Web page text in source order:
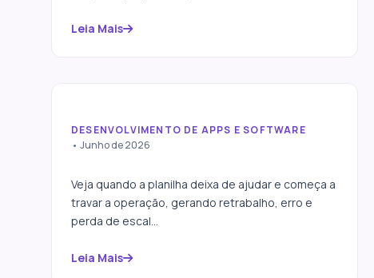
Leia Mais
Como substituir planilhas
DESENVOLVIMENTO DE APPS E SOFTWARE
• Junho de 2026
Veja quando a planilha deixa de ajudar e começa a
travar a operação, gerando retrabalho, erro e
perda de escal...
Leia Mais